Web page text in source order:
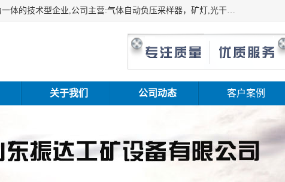
山东振达工矿设备有限公司是集科研开发、生产加工、电子商务为一体的技术型企业,公司主营:气体自动负压采样器，矿灯,光干涉甲烷测定器及其校验仪,甲烷报警仪及其校验装置,甲烷传感器校验装置,粉尘校验装置,煤尘爆炸校验装置,高压水表,三点测径规,圆型规,钢规磨耗仪,第四种检查器,内距尺,轮径尺,样板等铁路配件仪表,矿用设备等产品.
关于我们 公司动态 客户案例